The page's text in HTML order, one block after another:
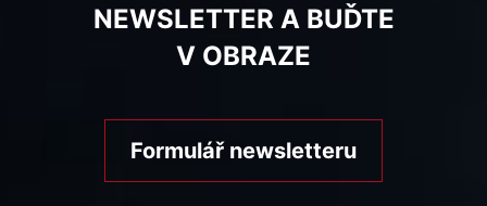
NEWSLETTER A BUĎTE
V OBRAZE
Formulář newsletteru